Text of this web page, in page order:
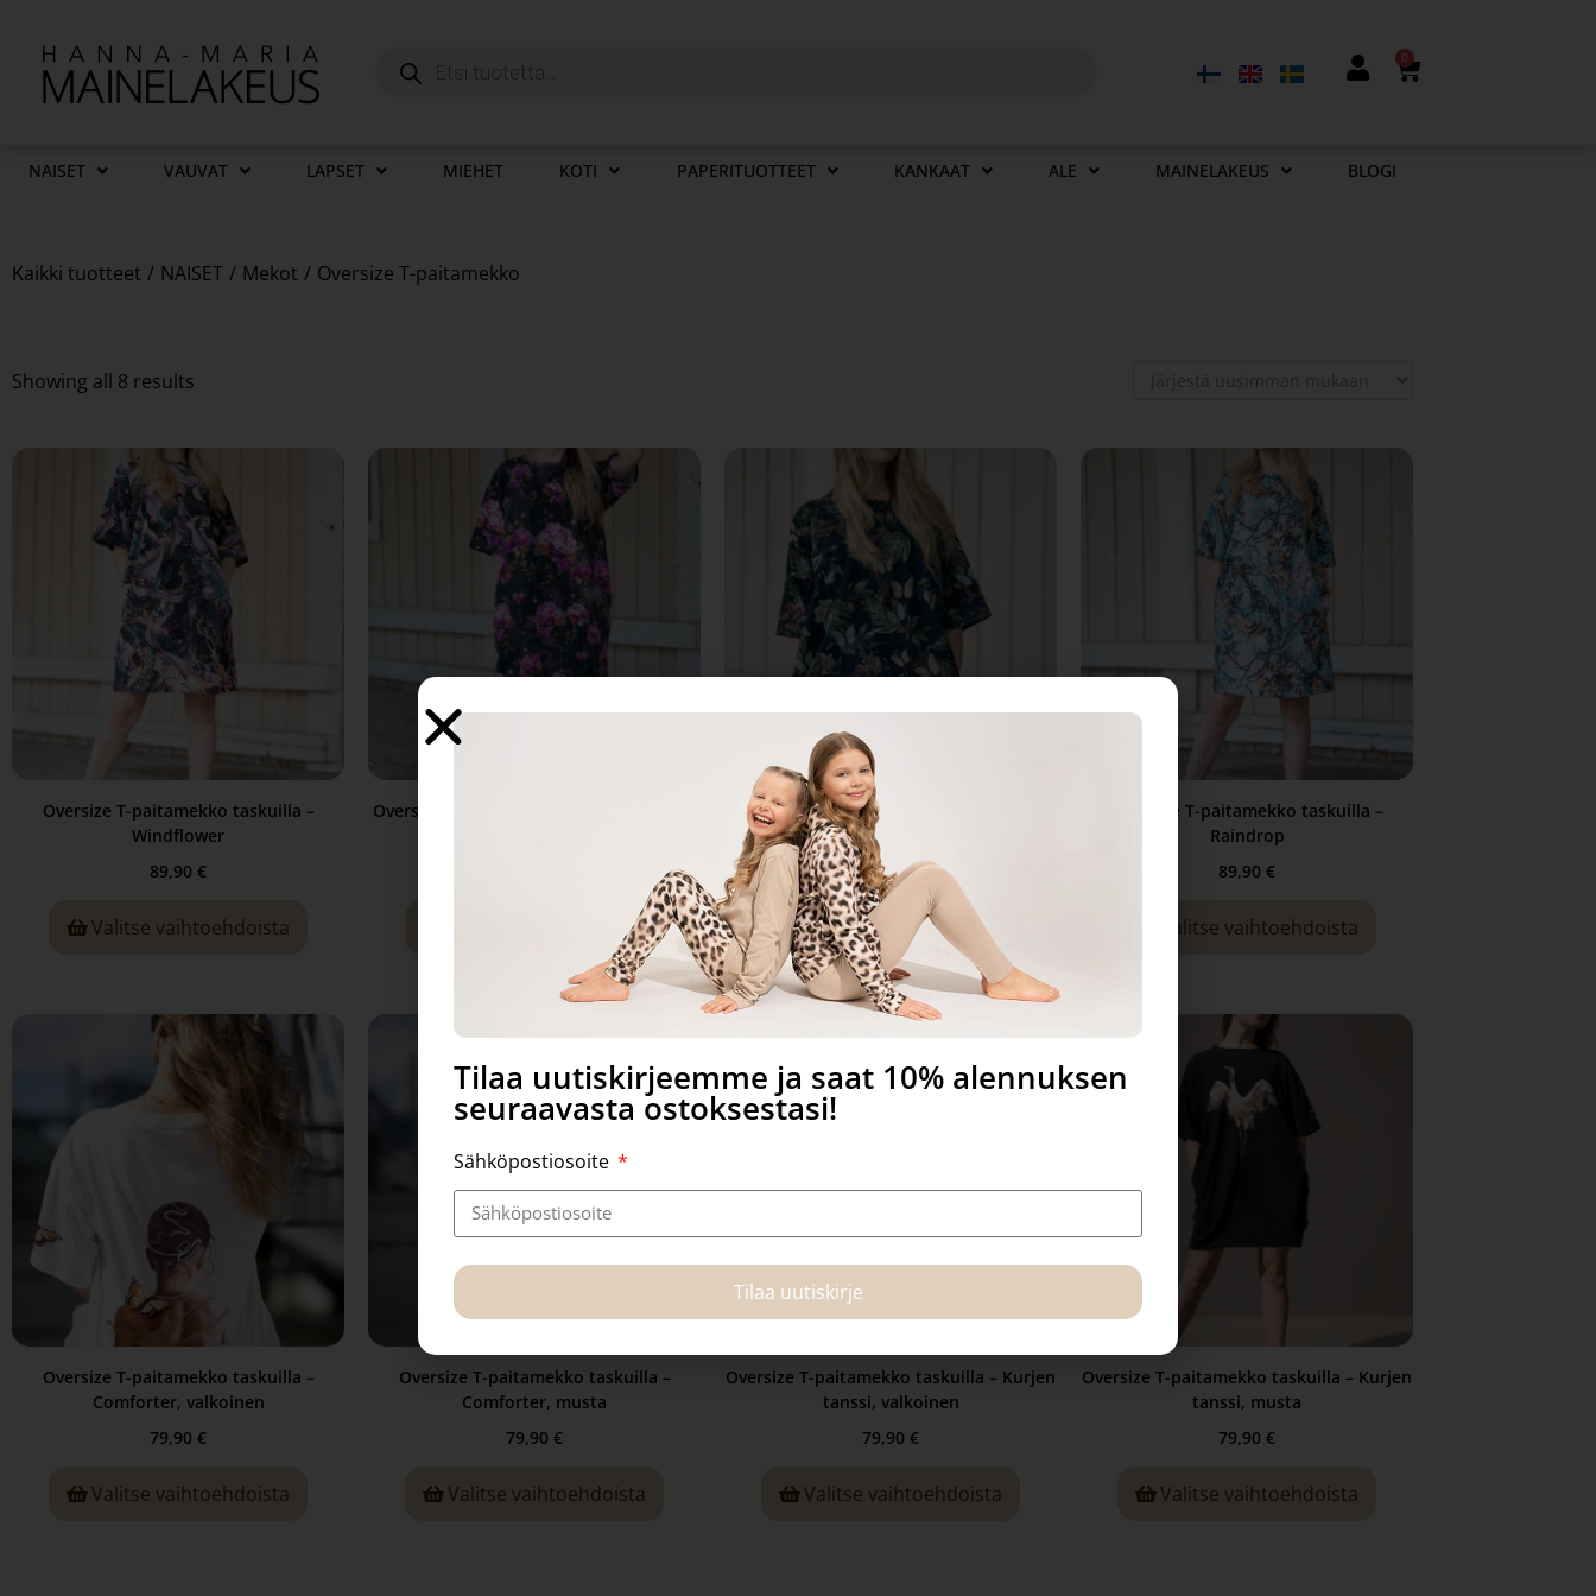
0
NAISET VAUVAT LAPSET MIEHET KOTI PAPERITUOTTEET KANKAAT ALE MAINELAKEUS BLOGI
Kaikki tuotteet / NAISET / Mekot / Oversize T-paitamekko
Showing all 8 results
Oversize T-paitamekko taskuilla –
Windflower
89,90 €
Valitse vaihtoehdoista
Oversize T-paitamekko taskuilla – Swing
Valitse vaihtoehdoista
Oversize T-paitamekko taskuilla – Velvet
wings
89,90€
Valitse vaihtoehdoista
Oversize T-paitamekko taskuilla –
Raindrop
89,90 €
Valitse vaihtoehdoista
Oversize T-paitamekko taskuilla –
Comforter, valkoinen
79,90 €
Valitse vaihtoehdoista
Oversize T-paitamekko taskuilla –
Comforter, musta
79,90 €
Valitse vaihtoehdoista
Oversize T-paitamekko taskuilla – Kurjen
tanssi, valkoinen
79,90 €
Valitse vaihtoehdoista
Oversize T-paitamekko taskuilla – Kurjen
tanssi, musta
79,90 €
Valitse vaihtoehdoista
Tilaa uutiskirjeemme ja saat 10% alennuksen
seuraavasta ostoksestasi!
Sähköpostiosoite
Tilaa uutiskirje